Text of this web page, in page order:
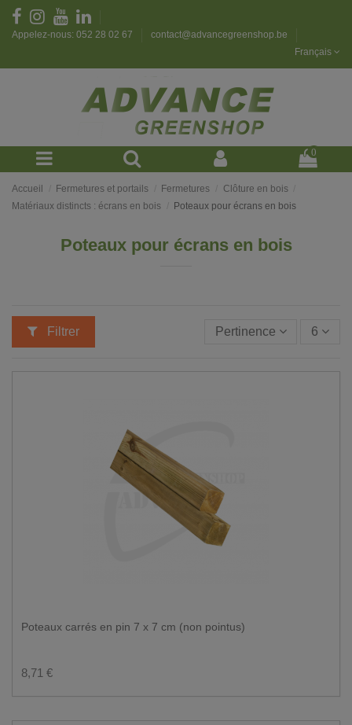
Appelez-nous: 052 28 02 67
contact@advancegreenshop.be
Français
0
Accueil Fermetures et portails Fermetures
Clôture en bois
Matériaux distincts : écrans en bois
Poteaux pour écrans en bois
Poteaux pour écrans en bois
Filtrer Pertinence 6
Poteaux carrés en pin 7 x 7 cm (non pointus)
8,71 €